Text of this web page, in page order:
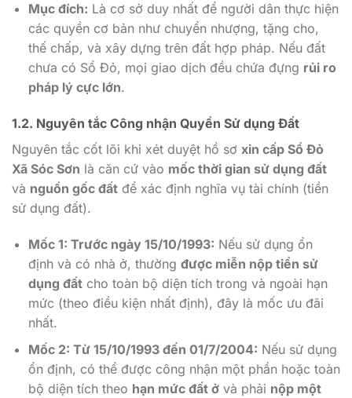
Mục đích: Là cơ sở duy nhất để người dân thực hiện
các quyền cơ bản như chuyển nhượng, tặng cho,
thế chấp, và xây dựng trên đất hợp pháp. Nếu đất
chưa có Sổ Đỏ, mọi giao dịch đều chứa đựng rủi ro
pháp lý cực lớn.
1.2. Nguyên tắc Công nhận Quyền Sử dụng Đất
Nguyên tắc cốt lõi khi xét duyệt hồ sơ xin cấp Sổ Đỏ
Xã Sóc Sơn là căn cứ vào mốc thời gian sử dụng đất
và nguồn gốc đất để xác định nghĩa vụ tài chính (tiền
sử dụng đất).
Mốc 1: Trước ngày 15/10/1993: Nếu sử dụng ổn
định và có nhà ở, thường được miễn nộp tiền sử
dụng đấtcho toàn bộ diện tích trong và ngoài hạn
mức (theo điều kiện nhất định), đây là mốc ưu đãi
nhất.
Mốc 2: Từ 15/10/1993 đến 01/7/2004: Nếu sử dụng
ổn định, có thể được công nhận một phần hoặc toàn
bộ diện tích theo hạn mức đất ởvà phải nộp một